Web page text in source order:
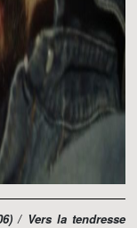
/ Vers la tendresse